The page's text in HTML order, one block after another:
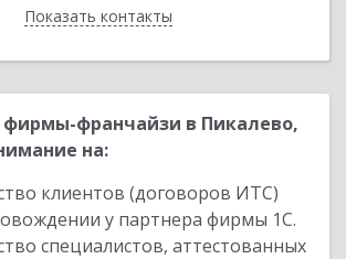
Показать контакты
Назад
франчайзи в Пикалево,
на:
клиентов (договоров ИТС)
у партнера фирмы 1С.
специалистов, аттестованных